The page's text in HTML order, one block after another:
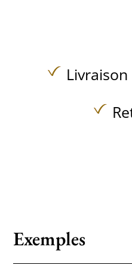
Exemples